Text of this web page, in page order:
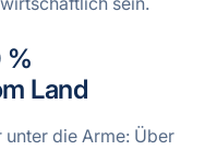
%
Land
unter die Arme: Über